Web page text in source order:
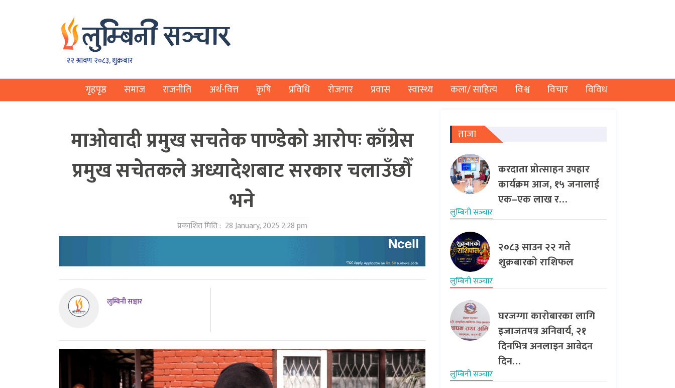
२२ श्रावण २०८३, शुक्रबार
गृहपृष्ठ समाज राजनीति अर्थ-वित्त कृषि प्रविधि रोजगार प्रवास स्वास्थ्य कला/ साहित्य विश्व विचार विविध
माओवादी प्रमुख सचतेक पाण्डेको आरोपः काँग्रेस
प्रमुख सचेतकले अध्यादेशबाट सरकार चलाउँछौँ
भने
प्रकाशित मिति : 28 January, 2025 2:28 pm
लुम्बिनी सञ्चार
ताजा
करदाता प्रोत्साहन उपहार
कार्यक्रम आज, १५ जनालाई
एक–एक लाख र…
लुम्बिनी सञ्‍चार
२०८३ साउन २२ गते
शुक्रबारको राशिफल
लुम्बिनी सञ्‍चार
घरजग्गा कारोबारका लागि
इजाजतपत्र अनिवार्य, २१
दिनभित्र अनलाइन आवेदन
दिन…
लुम्बिनी सञ्‍चार